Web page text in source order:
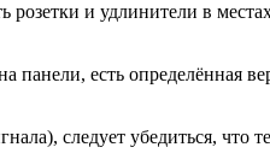
и удлинители в
есть определённая
следует убедиться, что